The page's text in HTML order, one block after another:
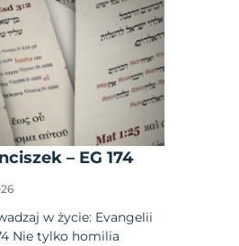
– EG 174
w życie: Evangelii
Nie tylko homilia